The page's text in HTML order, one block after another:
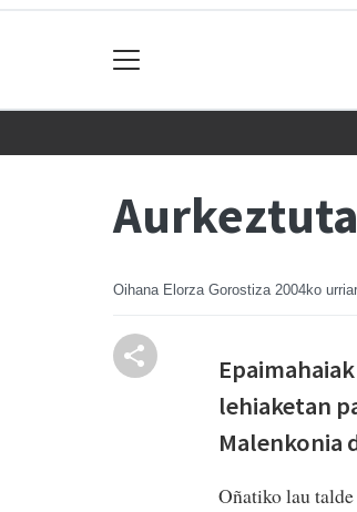
Oihana Elorza Gorostiza 2004ko
lehiaketan
Malenkonia
Oñatiko lau